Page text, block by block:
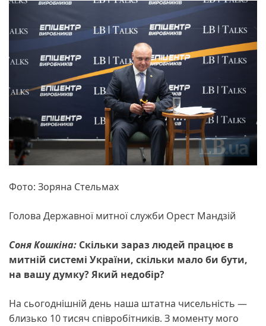
Фото: Зоряна Стельмах
Голова Державної митної служби Орест Мандзій
Соня Кошкіна: Скільки зараз людей працює в
митній системі України, скільки мало би бути,
на вашу думку? Який недобір?
На сьогоднішній день наша штатна чисельність —
близько 10 тисяч співробітників. З моменту мого